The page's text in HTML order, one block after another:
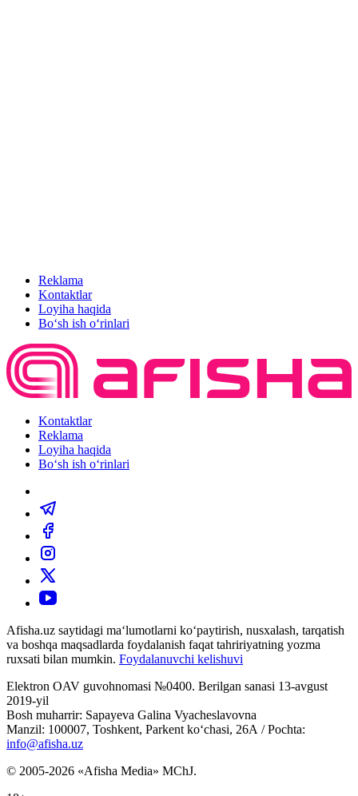
Reklama
Kontaktlar
Loyiha haqida
Bo‘sh ish o‘rinlari
Kontaktlar
Reklama
Loyiha haqida
Bo‘sh ish o‘rinlari
Afisha.uz saytidagi ma‘lumotlarni ko‘paytirish, nusxalash, tarqatish
va boshqa maqsadlarda foydalanish faqat tahririyatning yozma
ruxsati bilan mumkin. Foydalanuvchi kelishuvi
Elektron OAV guvohnomasi №0400. Berilgan sanasi 13-avgust
2019-yil
Bosh muharrir: Sapayeva Galina Vyacheslavovna
Manzil: 100007, Toshkent, Parkent ko‘chasi, 26А / Pochta:
info@afisha.uz
© 2005-2026 «Afisha Media» MChJ.